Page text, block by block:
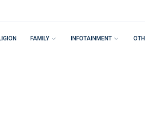
FAMILY INFOTAINMENT